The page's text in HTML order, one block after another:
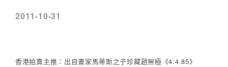
2011-10-31
香港拍賣主推：出自畫家馬蒂斯之子珍藏趙無極《4.4.85》